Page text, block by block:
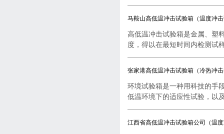
马鞍山高低温冲击试验箱（温度冲
高低温冲击试验箱是金属、塑
度，得以在最短时间内检测试
张家港高低温冲击试验箱（冷热冲
环境试验箱是一种用科技的手
低温环境下的适应性试验，以
江西省高低温冲击试验箱公司（温